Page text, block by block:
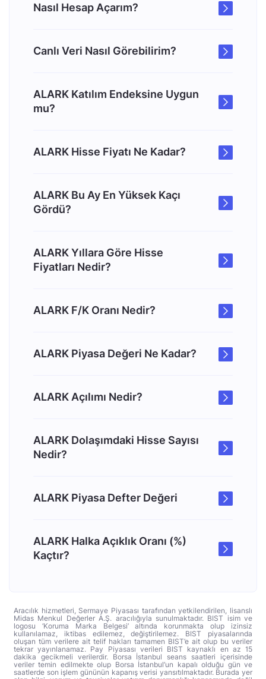
Nasıl Hesap Açarım?
Canlı Veri Nasıl Görebilirim?
ALARK Katılım Endeksine Uygun
mu?
ALARK Hisse Fiyatı Ne Kadar?
ALARK Bu Ay En Yüksek Kaçı
Gördü?
ALARK Yıllara Göre Hisse
Fiyatları Nedir?
ALARK F/K Oranı Nedir?
ALARK Piyasa Değeri Ne Kadar?
ALARK Açılımı Nedir?
ALARK Dolaşımdaki Hisse Sayısı
Nedir?
ALARK Piyasa Defter Değeri
ALARK Halka Açıklık Oranı (%)
Kaçtır?
Aracılık hizmetleri, Sermaye Piyasası tarafından yetkilendirilen, lisanslı
Midas Menkul Değerler A.Ş. aracılığıyla sunulmaktadır. BIST isim ve
logosu ‘Koruma Marka Belgesi’ altında korunmakta olup izinsiz
kullanılamaz, iktibas edilemez, değiştirilemez. BIST piyasalarında
oluşan tüm verilere ait telif hakları tamamen BIST’e ait olup bu veriler
tekrar yayınlanamaz. Pay Piyasası verileri BIST kaynaklı en az 15
dakika gecikmeli verilerdir. Borsa İstanbul seans saatleri içerisinde
veriler temin edilmekte olup Borsa İstanbul’un kapalı olduğu gün ve
saatlerde son işlem gününün kapanış verisi yansıtılmaktadır. Burada yer